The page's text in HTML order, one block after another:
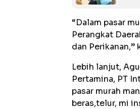
“Dalam pasar
Perangkat
dan Perikanan,”
Lebih lanjut,
Pertamina, PT
pasar murah
beras,telur, mi